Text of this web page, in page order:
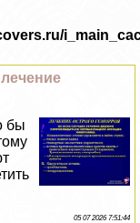
бы
05 07 2026 7:51:44